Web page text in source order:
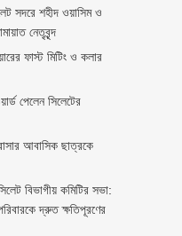
সদরে শহীদ ওয়াসিম ও
নেতৃবৃন্দ
ফাস্ট মিটিং ও কলার
পেলেন সিলেটের
আবাসিক ছাত্রকে
বিভাগীয় কমিটির সভা:
দ্রুত ক্ষতিপূরণের